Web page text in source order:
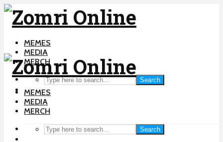
MEMES
MEDIA
MERCH
Search
MEMES
MEDIA
MERCH
Search